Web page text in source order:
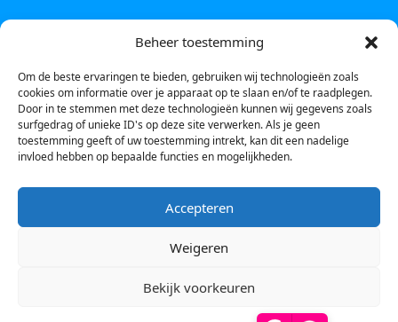
Beheer toestemming
Om de beste ervaringen te bieden, gebruiken wij technologieën zoals
cookies om informatie over je apparaat op te slaan en/of te raadplegen.
Door in te stemmen met deze technologieën kunnen wij gegevens zoals
surfgedrag of unieke ID's op deze site verwerken. Als je geen
toestemming geeft of uw toestemming intrekt, kan dit een nadelige
invloed hebben op bepaalde functies en mogelijkheden.
Accepteren
Weigeren
Bekijk voorkeuren
Tel :0850601800
Whatsapp : 0623388306
KvK leeuwarden : 61835943
BTW nr : NL001450418B86